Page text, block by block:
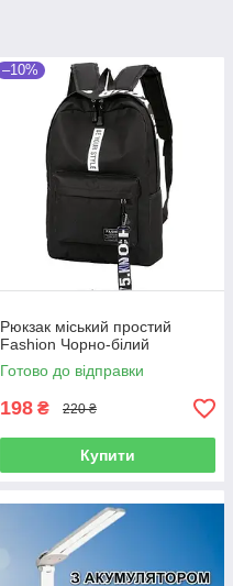
–10%
Рюкзак міський простий
Fashion Чорно-білий
Готово до відправки
198 ₴ 220 ₴
Купити